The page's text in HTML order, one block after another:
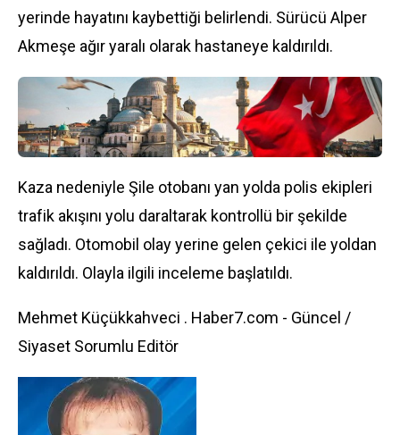
yerinde hayatını kaybettiği belirlendi. Sürücü Alper
Akmeşe ağır yaralı olarak hastaneye kaldırıldı.
Kaza nedeniyle Şile otobanı yan yolda polis ekipleri
trafik akışını yolu daraltarak kontrollü bir şekilde
sağladı. Otomobil olay yerine gelen çekici ile yoldan
kaldırıldı. Olayla ilgili inceleme başlatıldı.
Mehmet Küçükkahveci . Haber7.com - Güncel /
Siyaset Sorumlu Editör